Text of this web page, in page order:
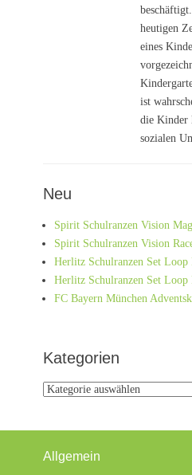
heutigen
eines
ist
die Kinder
sozialen
Neu
Spirit Schulranzen Vision
Spirit Schulranzen Vision
Herlitz Schulranzen Set Loop
Herlitz Schulranzen Set Loop
FC Bayern München
Kategorien
Kategorien
Allgemein